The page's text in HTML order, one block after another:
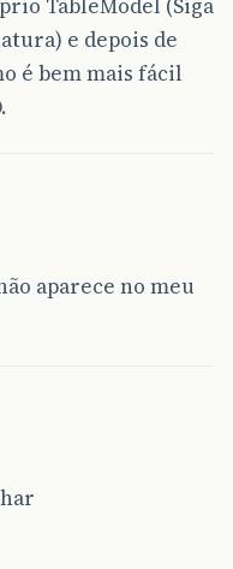
TableModel (Siga
e depois de
é bem mais fácil
aparece no meu